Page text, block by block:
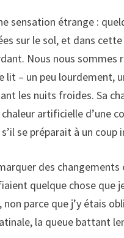
sensation étrange :
sur le sol, et dans
Nous nous
lit – un peu lourdement,
les nuits froides. Sa
artificielle d’une
se préparait à un coup
des
quelque chose que
parce que j’y étais
la queue battant